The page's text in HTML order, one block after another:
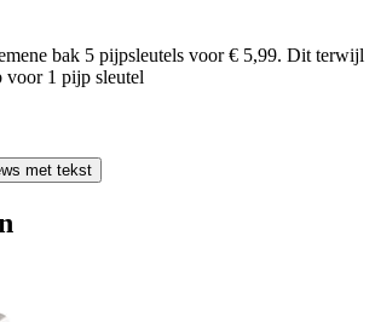
bak 5 pijpsleutels voor € 5,99. Dit terwijl
voor 1 pijp sleutel
met tekst